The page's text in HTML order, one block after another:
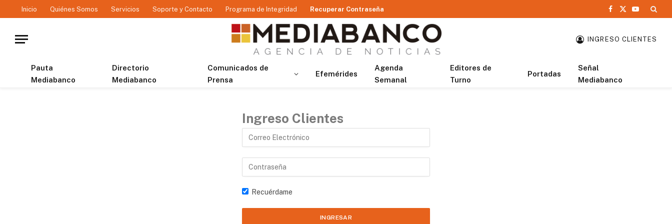
Inicio Quiénes Somos Servicios Soporte y Contacto Programa de Integridad Recuperar Contraseña
Facebook
X
YouTube
INGRESO CLIENTES
Pauta
Mediabanco
Directorio
Mediabanco
Comunicados de
Prensa
Efemérides
Agenda
Semanal
Editores de
Turno
Portadas
Señal
Mediabanco
Ingreso Clientes
Recuérdame